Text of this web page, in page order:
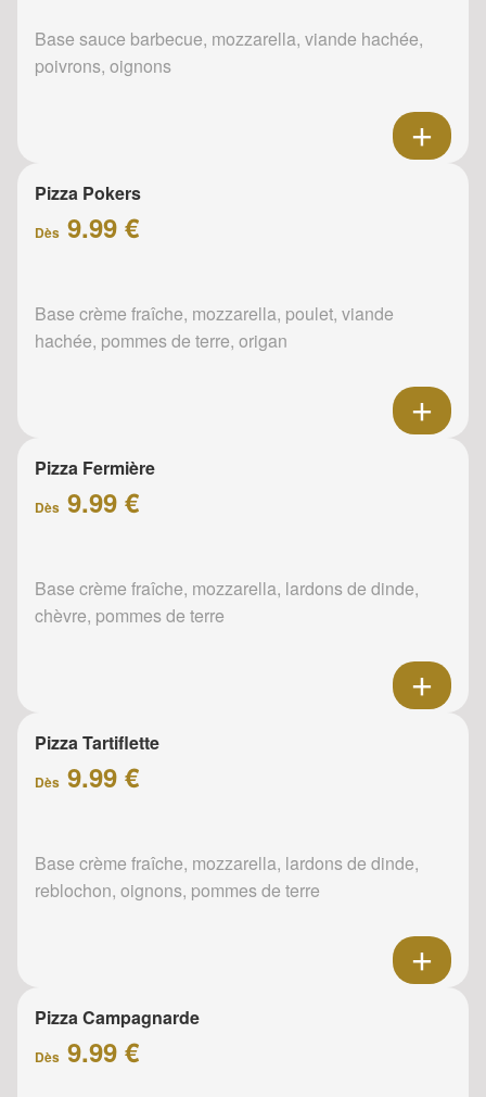
Base sauce barbecue, mozzarella, viande hachée,
poivrons, oignons
Pizza Pokers
Dès 9.99 €
Base crème fraîche, mozzarella, poulet, viande
hachée, pommes de terre, origan
Pizza Fermière
Dès 9.99 €
Base crème fraîche, mozzarella, lardons de dinde,
chèvre, pommes de terre
Pizza Tartiflette
Dès 9.99 €
Base crème fraîche, mozzarella, lardons de dinde,
reblochon, oignons, pommes de terre
Pizza Campagnarde
Dès 9.99 €